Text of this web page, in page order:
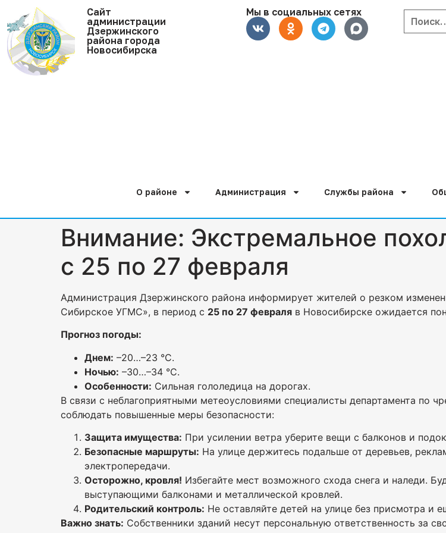
Cайт
администрации
Дзержинского
района города
Новосибирска
Мы в социальных сетях
О районе Администрация Службы района
Внимание: Экстремальное
с 25 по 27 февраля
Администрация Дзержинского района информирует жителей о резком
Сибирское УГМС», в период с 25 по 27 февраля в Новосибирске ожидается
Прогноз погоды:
Днем: –20…–23 °C.
Ночью: –30…–34 °C.
Особенности: Сильная гололедица на дорогах.
В связи с неблагоприятными метеоусловиями специалисты департамента по
соблюдать повышенные меры безопасности:
Защита имущества: При усилении ветра уберите вещи с балконов и
Безопасные маршруты: На улице держитесь подальше от деревьев,
электропередачи.
Осторожно, кровля! Избегайте мест возможного схода снега и наледи.
выступающими балконами и металлической кровлей.
Родительский контроль: Не оставляйте детей на улице без присмотра и
Важно знать: Собственники зданий несут персональную ответственность за